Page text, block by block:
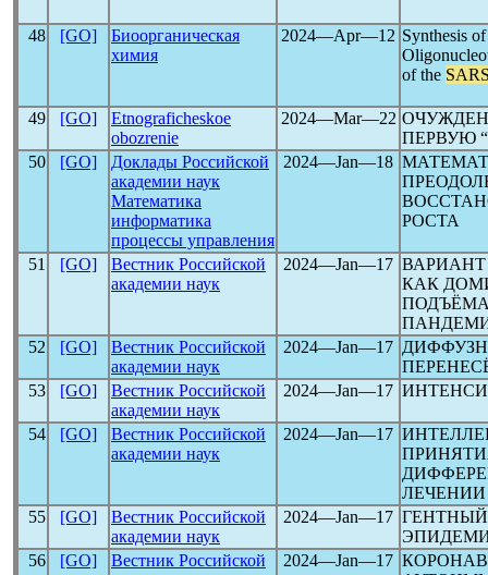
48 [GO]
Биоорганическая
химия
2024―Apr―12 Synthesis
of the
49 [GO]
Etnograficheskoe
obozrenie
2024―Mar―22
ПЕРВУЮ
50
[GO]
Доклады Российской
академии наук
Математика
информатика
процессы управления
2024―Jan―18
РОСТА
51 [GO]
Вестник Российской
академии наук
2024―Jan―17
КАК
52
[GO]
Вестник Российской
академии наук
2024―Jan―17
53
[GO]
Вестник Российской
академии наук
2024―Jan―17
54 [GO]
Вестник Российской
академии наук
2024―Jan―17
55
[GO]
Вестник Российской
академии наук
2024―Jan―17
56
[GO]
Вестник Российской
2024―Jan―17